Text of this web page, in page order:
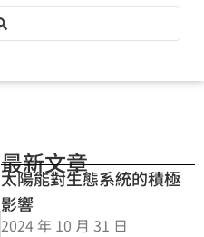
最新文章
太陽能對生態系統的積極
影響
2024 年 10 月 31 日